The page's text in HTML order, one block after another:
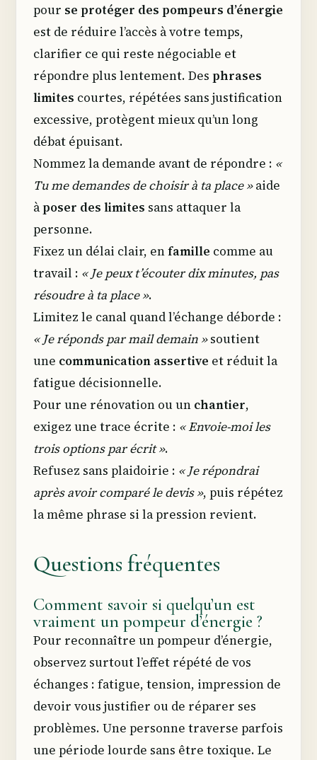
pour se protéger des pompeurs d’énergie
est de réduire l’accès à votre temps,
clarifier ce qui reste négociable et
répondre plus lentement. Des phrases
limites courtes, répétées sans justification
excessive, protègent mieux qu’un long
débat épuisant.
Nommez la demande avant de répondre : «
Tu me demandes de choisir à ta place »aide
àposer des limites sans attaquer la
personne.
Fixez un délai clair, enfamille comme au
travail : « Je peux t’écouter dix minutes, pas
résoudre à ta place ».
Limitez le canal quand l’échange déborde :
« Je réponds par mail demain »soutient
une communication assertive et réduit la
fatigue décisionnelle.
Pour une rénovation ou un chantier,
exigez une trace écrite : « Envoie-moi les
trois options par écrit ».
Refusez sans plaidoirie : « Je répondrai
après avoir comparé le devis », puis répétez
la même phrase si la pression revient.
Questions fréquentes
Comment savoir si quelqu’un est
vraiment un pompeur d’énergie ?
Pour reconnaître un pompeur d’énergie,
observez surtout l’effet répété de vos
échanges : fatigue, tension, impression de
devoir vous justifier ou de réparer ses
problèmes. Une personne traverse parfois
une période lourde sans être toxique. Le